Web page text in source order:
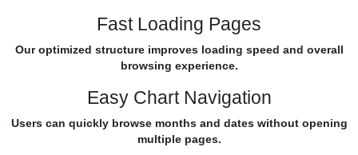
Fast Loading Pages
Our optimized structure improves loading speed and overall
browsing experience.
Easy Chart Navigation
Users can quickly browse months and dates without opening
multiple pages.